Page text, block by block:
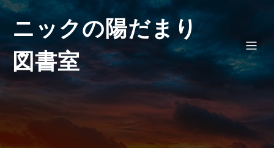
ニックの陽だまり
図書室